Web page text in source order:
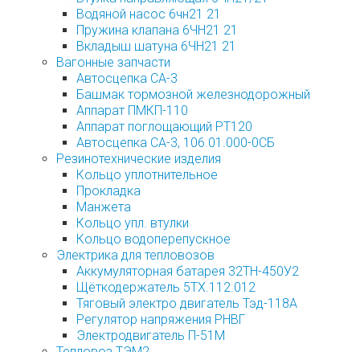
Водяной насос 6чн21 21
Пружина клапана 6ЧН21 21
Вкладыш шатуна 6ЧН21 21
Вагонные запчасти
Автосцепка СА-3
Башмак тормозной железнодорожный
Аппарат ПМКП-110
Аппарат поглощающий РТ120
Автосцепка СА-3, 106.01.000-0СБ
Резинотехнические изделия
Кольцо уплотнительное
Прокладка
Манжета
Кольцо упл. втулки
Кольцо водоперепускное
Электрика для тепловозов
Аккумуляторная батарея 32ТН-450У2
Щёткодержатель 5ТХ.112.012
Тяговый электро двигатель Тэд-118А
Регулятор напряжения РНВГ
Электродвигатель П-51М